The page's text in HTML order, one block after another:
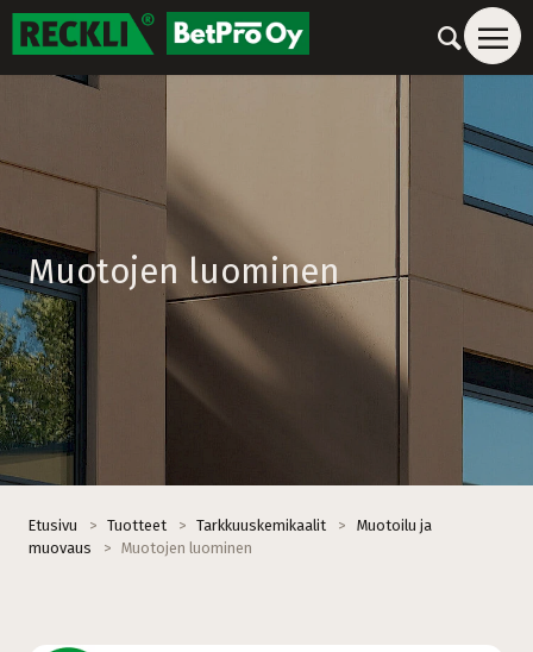
Muotojen luominen
Etusivu > Tuotteet > Tarkkuuskemikaalit >
Muotoilu ja
muovaus
> Muotojen luominen